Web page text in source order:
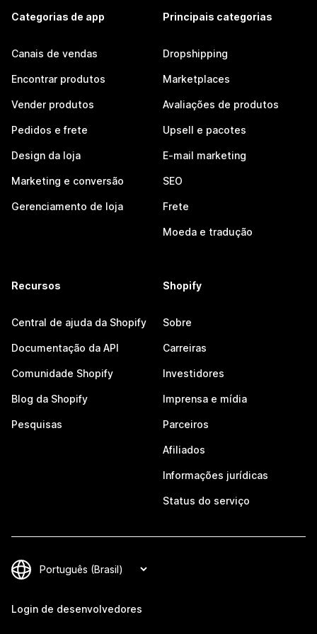
Categorias de app
Canais de vendas
Encontrar produtos
Vender produtos
Pedidos e frete
Design da loja
Marketing e conversão
Gerenciamento de loja
Principais categorias
Dropshipping
Marketplaces
Avaliações de produtos
Upsell e pacotes
E-mail marketing
SEO
Frete
Moeda e tradução
Recursos
Central de ajuda da Shopify
Documentação da API
Comunidade Shopify
Blog da Shopify
Pesquisas
Shopify
Sobre
Carreiras
Investidores
Imprensa e mídia
Parceiros
Afiliados
Informações jurídicas
Status do serviço
Login de desenvolvedores